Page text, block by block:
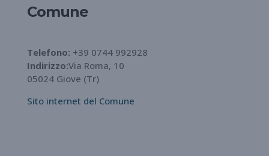
Comune
Telefono: +39 0744 992928
Indirizzo:Via Roma, 10
05024 Giove (Tr)
Sito internet del Comune